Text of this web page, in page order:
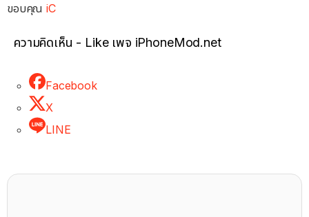
ขอบคุณiC
ความคิดเห็น - Like เพจ iPhoneMod.net
Facebook
X
LINE